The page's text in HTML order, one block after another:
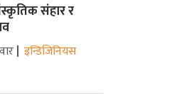
संहार र
इन्डिजिनियस